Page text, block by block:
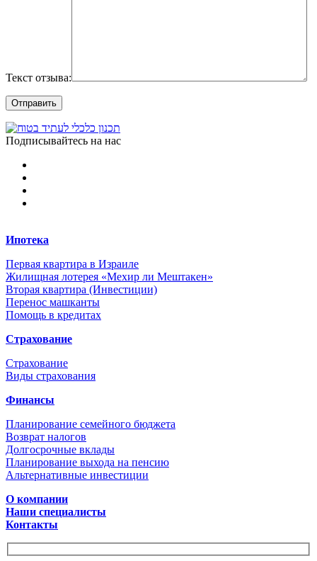
Текст отзыва:
Подписывайтесь на нас
Ипотека
Первая квартира в Израиле
Жилищная лотерея «Мехир ли Мештакен»
Вторая квартира (Инвестиции)
Перенос машканты
Помощь в кредитах
Страхование
Страхование
Виды страхования
Финансы
Планирование семейного бюджета
Возврат налогов
Долгосрочные вклады
Планирование выхода на пенсию
Альтернативные инвестиции
О компании
Наши специалисты
Контакты